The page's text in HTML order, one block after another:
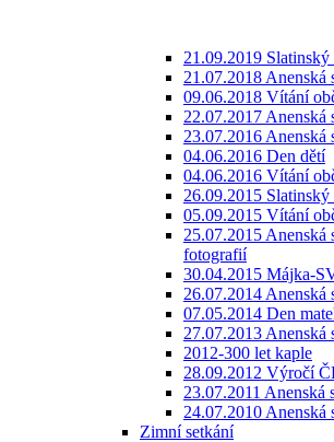
21.09.2019 Slatinský
21.07.2018 Anenská
09.06.2018 Vítání
22.07.2017 Anenská
23.07.2016 Anenská
04.06.2016 Den dětí
04.06.2016 Vítání
26.09.2015 Slatinský
05.09.2015 Vítání
25.07.2015 Anenská
fotografií
30.04.2015 Májka-
26.07.2014 Anenská
07.05.2014 Den
27.07.2013 Anenská
2012-300 let kaple
28.09.2012 Výročí
23.07.2011 Anenská
24.07.2010 Anenská
Zimní setkání